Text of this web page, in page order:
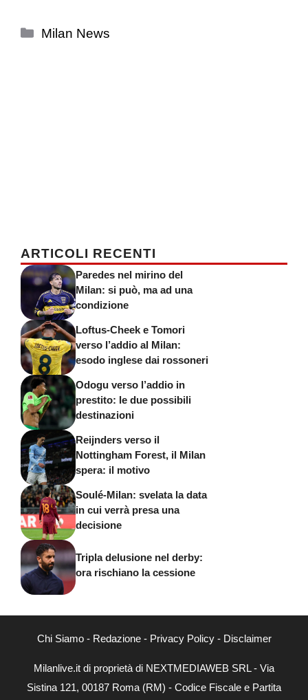
Categorie
Milan News
ARTICOLI RECENTI
Paredes nel mirino del
Milan: si può, ma ad una
condizione
Loftus-Cheek e Tomori
verso l’addio al Milan:
esodo inglese dai rossoneri
Odogu verso l’addio in
prestito: le due possibili
destinazioni
Reijnders verso il
Nottingham Forest, il Milan
spera: il motivo
Soulé-Milan: svelata la data
in cui verrà presa una
decisione
Tripla delusione nel derby:
ora rischiano la cessione
Chi Siamo- Redazione- Privacy Policy- Disclaimer
Milanlive.it di proprietà di NEXTMEDIAWEB SRL - Via
Sistina 121, 00187 Roma (RM) - Codice Fiscale e Partita